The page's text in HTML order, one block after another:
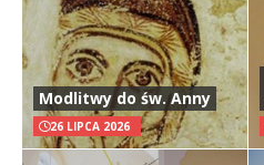
Modlitwy do św. Anny
26 LIPCA 2026